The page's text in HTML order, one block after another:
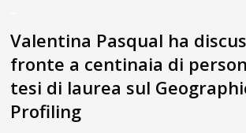
Valentina Pasqual ha
fronte a centinaia di
tesi di laurea sul
Profiling